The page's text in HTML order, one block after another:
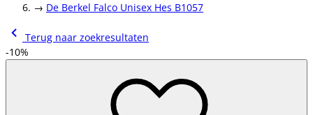
→ De Berkel Falco Unisex Hes B1057
Terug naar zoekresultaten
-10%